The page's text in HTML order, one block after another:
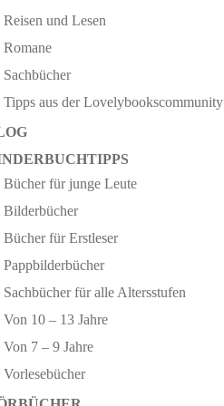
Reisen und Lesen
Romane
Sachbücher
Tipps aus der Lovelybookscommunity
Bücher für junge Leute
Bilderbücher
Bücher für Erstleser
Pappbilderbücher
Sachbücher für alle Altersstufen
Von 10 – 13 Jahre
Von 7 – 9 Jahre
Vorlesebücher